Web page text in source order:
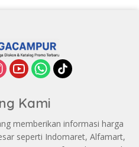
Kami
memberikan informasi harga
seperti Indomaret, Alfamart,